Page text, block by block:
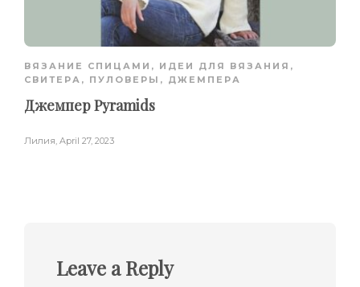
ВЯЗАНИЕ СПИЦАМИ , ИДЕИ ДЛЯ ВЯЗАНИЯ ,
СВИТЕРА, ПУЛОВЕРЫ, ДЖЕМПЕРА
Джемпер Pyramids
Лилия April 27, 2023
Leave a Reply